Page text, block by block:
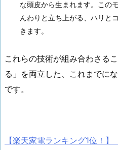
な頭皮から生まれます。この
んわりと立ち上がる、ハリと
きます。
これらの技術が組み合わさる
る」を両立した、これまでに
です。
【楽天家電ランキング1位！